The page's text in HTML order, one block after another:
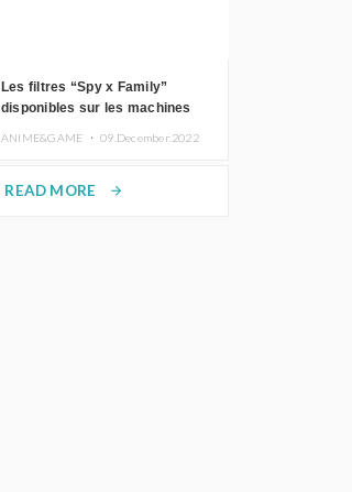
Les filtres “Spy x Family”
disponibles sur les machines
ANIME&GAME ・09.December.2022
READ MORE arrow_forward